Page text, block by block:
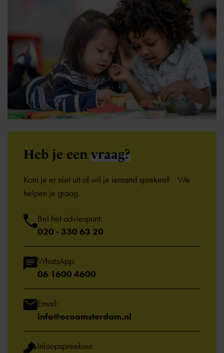
Heb je een vraag?
Kom je er niet uit of wil je iemand spreken? We
helpen je graag.
Bel het adviespunt:
020 - 330 63 20
WhatsApp:
06 1600 4600
Email:
info@ocoamsterdam.nl
Inloopspreekuur